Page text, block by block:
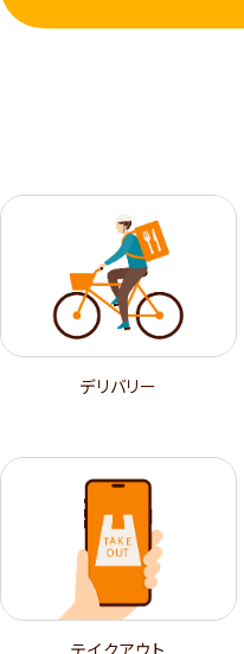
デリバリー
テイクアウト